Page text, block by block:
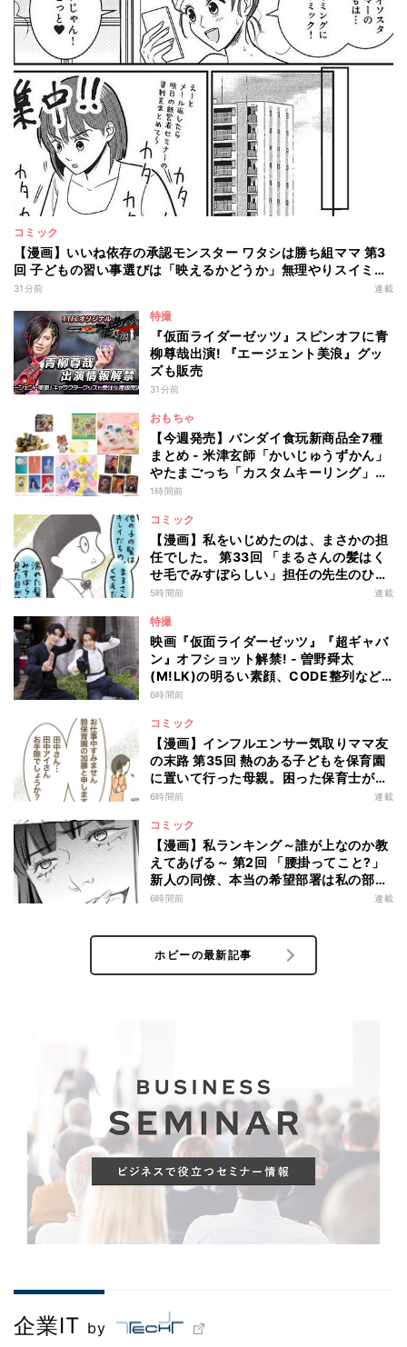
コミック
【漫画】いいね依存の承認モンスター ワタシは勝ち組ママ 第3
回 子どもの習い事選びは「映えるかどうか」無理やりスイミン
グに連れていくも…?
31分前 連載
特撮
『仮面ライダーゼッツ』スピンオフに青
柳尊哉出演! 『エージェント美浪』グッ
ズも販売
31分前
おもちゃ
【今週発売】バンダイ食玩新商品全7種
まとめ - 米津玄師「かいじゅうずかん」
やたまごっち「カスタムキーリング」新
作が登場(2026年8月10日発売)
1時間前
コミック
【漫画】私をいじめたのは、まさかの担
任でした。 第33回 「まるさんの髪はく
せ毛でみすぼらしい」担任の先生のひど
い言葉にショックを受けるかと思いき
5時間前 連載
特撮
映画『仮面ライダーゼッツ』『超ギャバ
ン』オフショット解禁! - 曽野舜太
(M!LK)の明るい素顔、CODE整列など
ギャップ満載!
6時間前
コミック
【漫画】インフルエンサー気取りママ友
の末路 第35回 熱のある子どもを保育園
に置いて行った母親。困った保育士が職
場に電話してみると…?
6時間前 連載
コミック
【漫画】私ランキング～誰が上なのか教
えてあげる～ 第2回 「腰掛ってこと?」
新人の同僚、本当の希望部署は私の部署
じゃなくて…
6時間前 連載
ホビーの最新記事
企業IT by